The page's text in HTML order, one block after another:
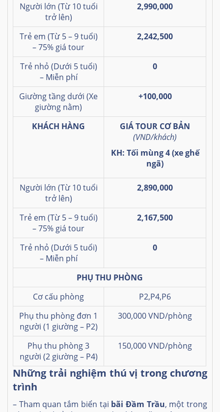
Người lớn (Từ 10 tuổi
trở lên)
2,990,000
Trẻ em (Từ 5 – 9 tuổi)
– 75% giá tour
2,242,500
Trẻ nhỏ (Dưới 5 tuổi)
– Miễn phí
0
Giường tầng dưới (Xe
giường nằm)
+100,000
KHÁCH HÀNG
GIÁ TOUR CƠ BẢN
(VND/khách)
KH: Tối mùng 4 (xe ghế
ngã)
Người lớn (Từ 10 tuổi
trở lên)
2,890,000
Trẻ em (Từ 5 – 9 tuổi)
– 75% giá tour
2,167,500
Trẻ nhỏ (Dưới 5 tuổi)
– Miễn phí
0
PHỤ THU PHÒNG
Cơ cấu phòng
P2,P4,P6
Phụ thu phòng đơn 1
người (1 giường – P2)
300,000 VND/phòng
Phụ thu phòng 3
người (2 giường – P4)
150,000 VND/phòng
Những trải nghiệm thú vị trong chương
trình
– Tham quan tắm biển tại bãi Đầm Trầu, một trong